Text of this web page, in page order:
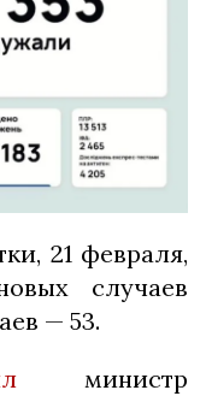
21 февраля,
случаев
— 53.
министр